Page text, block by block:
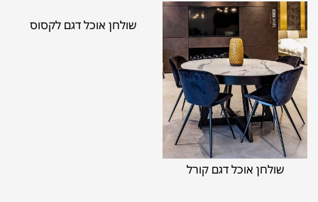
שולחן אוכל דגם קורל
שולחן אוכל דגם לקסוס